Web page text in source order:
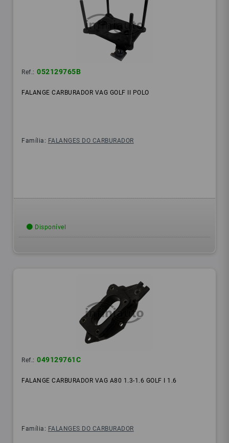
Ref.: 052129765B
FALANGE CARBURADOR VAG GOLF II POLO
Família: FALANGES DO CARBURADOR
Disponível
Ref.: 049129761C
FALANGE CARBURADOR VAG A80 1.3-1.6 GOLF I 1.6
Família: FALANGES DO CARBURADOR